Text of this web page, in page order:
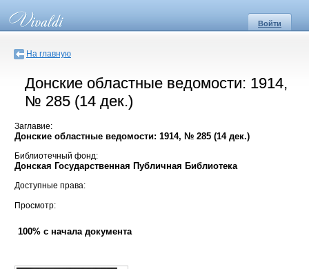
Войти
На главную
Донские областные ведомости: 1914,
№ 285 (14 дек.)
Заглавие:
Донские областные ведомости: 1914, № 285 (14 дек.)
Библиотечный фонд:
Донская Государственная Публичная Библиотека
Доступные права:
Просмотр:
100% с начала документа